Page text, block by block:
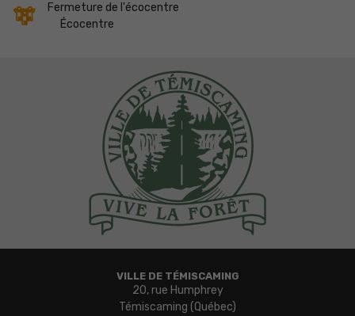
Fermeture de l'écocentre
Écocentre
VILLE DE TÉMISCAMING
20, rue Humphrey
Témiscaming (Québec)